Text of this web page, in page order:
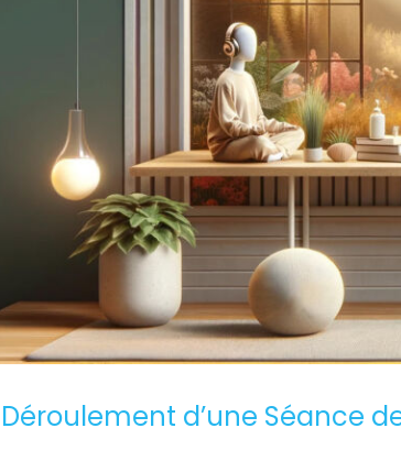
Déroulement d’une Séance